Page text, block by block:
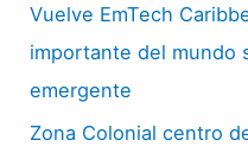
Vuelve EmTech
importante del mundo
emergente
Zona Colonial centro